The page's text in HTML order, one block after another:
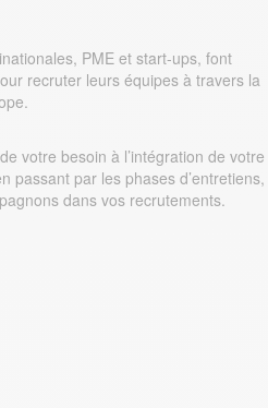
PME et start-ups, font
recruter leurs équipes à travers la
votre besoin à l’intégration de votre
passant par les phases d’entretiens,
dans vos recrutements.